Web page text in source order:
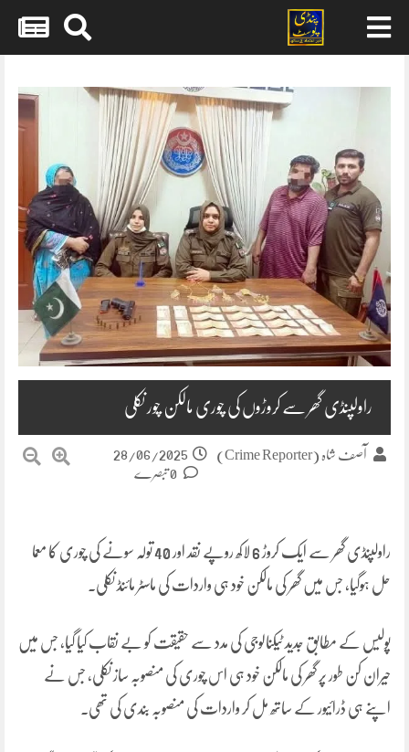
content
راولپنڈی گھر سے کروڑوں کی چوری مالکن چور نکلی
آصف شاہ (Crime Reporter)
28/06/2025
راولپنڈی گھر سے ایک کروڑ 6 لاکھ روپے نقد اور 40 تولہ سونے کی چوری کا معما
حل ہوگیا، جس میں گھر کی مالکن خود ہی واردات کی ماسٹر مائنڈ نکلی۔
پولیس کے مطابق جدید ٹیکنالوجی کی مدد سے حقیقت کو بے نقاب کیا گیا، جس میں
حیران کن طور پر گھر کی مالکن خود ہی اس چوری کی منصوبہ ساز نکلی، جس نے
اپنے ہی ڈرائیور کے ساتھ مل کر واردات کی منصوبہ بندی کی تھی۔